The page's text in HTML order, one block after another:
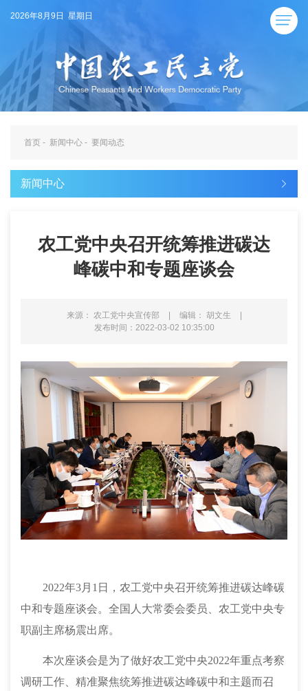
2026年8月9日 星期日
首页 - 新闻中心 - 要闻动态
新闻中心
农工党中央召开统筹推进碳达
峰碳中和专题座谈会
来源： 农工党中央宣传部 | 编辑： 胡文生
|
发布时间：2022-03-02 10:35:00
2022年3月1日，农工党中央召开统筹推进碳达峰碳
中和专题座谈会。全国人大常委会委员、农工党中央专
职副主席杨震出席。
本次座谈会是为了做好农工党中央2022年重点考察
调研工作、精准聚焦统筹推进碳达峰碳中和主题而召